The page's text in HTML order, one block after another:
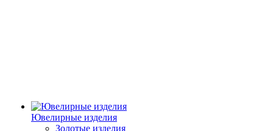
Ювелирные изделия
Золотые изделия